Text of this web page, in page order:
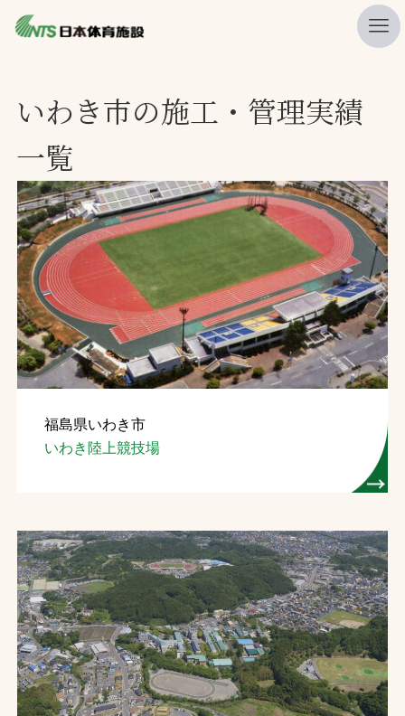
ニュース
プレスリリース
レポート
製品・サービス一覧
施工・管理実績一覧
会社概要
採用情報
検索
お問合せ
プライバシーポリシー
ソーシャルメディアポリシー
いわき市の施工・管理実績
一覧
福島県いわき市
いわき陸上競技場